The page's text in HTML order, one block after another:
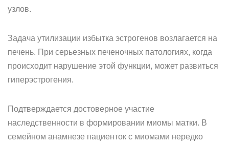
узлов.
Задача утилизации избытка эстрогенов возлагается на
печень. При серьезных печеночных патологиях, когда
происходит нарушение этой функции, может развиться
гиперэстрогения.
Подтверждается достоверное участие
наследственности в формировании миомы матки. В
семейном анамнезе пациенток с миомами нередко